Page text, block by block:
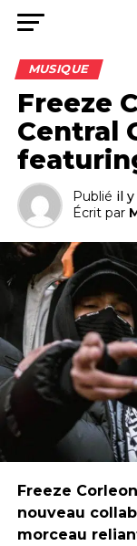
MUSIQUE
Freeze
Central
Publié il y
Écrit par
Freeze
nouveau
morceau